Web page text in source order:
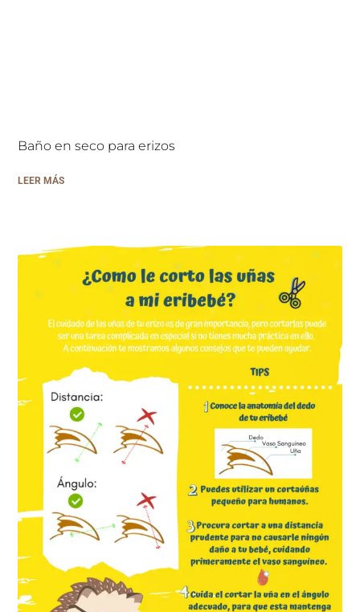
Baño en seco para erizos
LEER MÁS